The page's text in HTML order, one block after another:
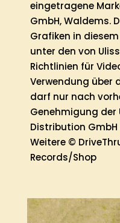
eingetragene
GmbH, Waldems.
Grafiken in
unter den von
Richtlinien für
Verwendung über
darf nur nach
Genehmigung der
Distribution GmbH
Weitere ©
Records/Shop